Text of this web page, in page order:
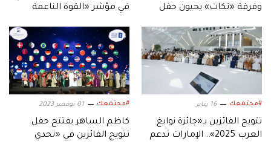
وفرقة «تكات» يحيون حفل
التاريخ
في مؤشر «القوة الناعمة
#مجتمعك 16 يناير
تتويج الفائزين بـ«جائزة نوابغ
العرب 2025».. الإمارات تدعم
#مجتمعك 01 نوفمبر 2023
كاظم الساهر يفتتح حفل
تتويج الفائزين في «تحدي